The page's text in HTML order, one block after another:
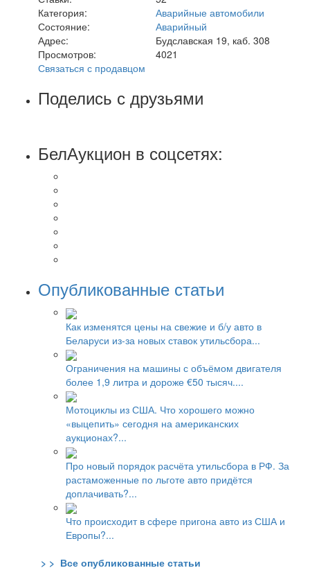
Категория:
Аварийные автомобили
Состояние:
Аварийный
Адрес:
Будславская 19, каб. 308
Просмотров:
4021
Связаться с продавцом
Поделись с друзьями
БелАукцион в соцсетях:
Опубликованные статьи
Как изменятся цены на свежие и б/у авто в
Беларуси из-за новых ставок утильсбора...
Ограничения на машины с объёмом двигателя
более 1,9 литра и дороже €50 тысяч....
Мотоциклы из США. Что хорошего можно
«выцепить» сегодня на американских
аукционах?...
Про новый порядок расчёта утильсбора в РФ. За
растаможенные по льготе авто придётся
доплачивать?...
Что происходит в сфере пригона авто из США и
Европы?...
> > Все опубликованные статьи